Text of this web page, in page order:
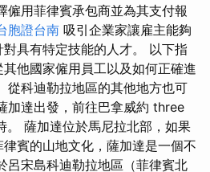
僱用菲律賓承包商並為其支付報
胞證台南 吸引企業家讓雇主能夠
具有特定技能的人才。 以下指
他國家僱用員工以及如何正確進
從科迪勒拉地區的其他地方也可
加達出發，前往巴拿威約 three
。 薩加達位於馬尼拉北部，如果
賓的山地文化，薩加達是一個不
呂宋島科迪勒拉地區（菲律賓北